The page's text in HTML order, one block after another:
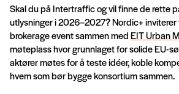
Skal du på Intertraffic og vil finne de rette
utlysninger i 2026–2027? Nordic+
brokerage event sammen medEIT Urban
møteplass hvor grunnlaget for solide EU-
aktører møtes for å teste idéer, koble
hvem som bør bygge konsortium sammen.